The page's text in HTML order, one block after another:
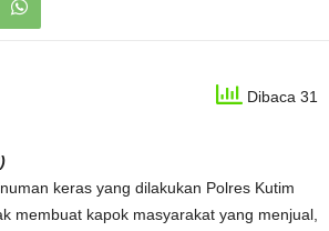
Dibaca 31
keras yang dilakukan Polres Kutim
membuat kapok masyarakat yang menjual,